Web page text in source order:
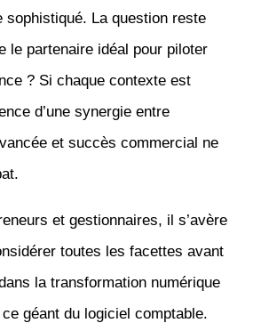
sophistiqué. La question reste
le partenaire idéal pour piloter
? Si chaque contexte est
d’une synergie entre
et succès commercial ne
et gestionnaires, il s’avère
toutes les facettes avant
la transformation numérique
géant du logiciel comptable.